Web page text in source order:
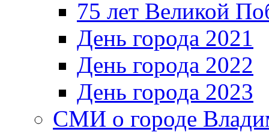
75 лет Великой
День города 2021
День города 2022
День города 2023
СМИ о городе